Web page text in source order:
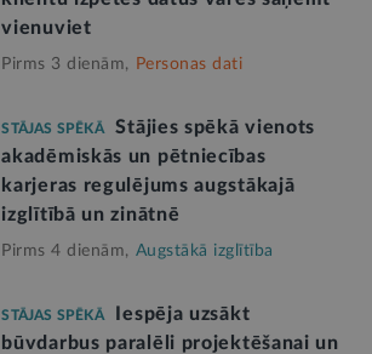
vienuviet
Pirms 3 dienām, Personas dati
STĀJAS SPĒKĀ
Stājies spēkā vienots
akadēmiskās un pētniecības
karjeras regulējums augstākajā
izglītībā un zinātnē
Pirms 4 dienām, Augstākā izglītība
STĀJAS SPĒKĀ
Iespēja uzsākt
būvdarbus paralēli projektēšanai un